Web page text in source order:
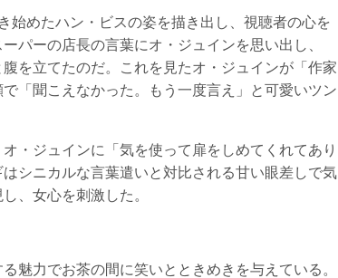
始めたハン・ビスの姿を描き出し、視聴者の心を
パーの店長の言葉にオ・ジュインを思い出し、
を立てたのだ。これを見たオ・ジュインが「作家
「聞こえなかった。もう一度言え」と可愛いツン
・ジュインに「気を使って扉をしめてくれてあり
シニカルな言葉遣いと対比される甘い眼差しで気
、女心を刺激した。
魅力でお茶の間に笑いとときめきを与えている。